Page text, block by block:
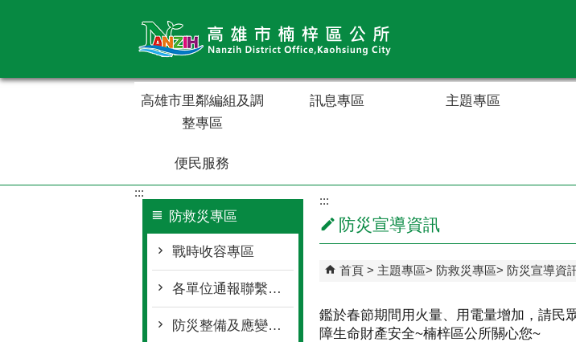
高雄市里鄰編組及調
整專區
訊息專區 主題專區
便民服務
:::
防救災專區
戰時收容專區
各單位通報聯繫窗口
防災整備及應變作為
:::
防災宣導資訊
首頁 主題專區 防救災專區 防災宣導資
鑑於春節期間用火量、用電量增加，請民
障生命財產安全~楠梓區公所關心您~